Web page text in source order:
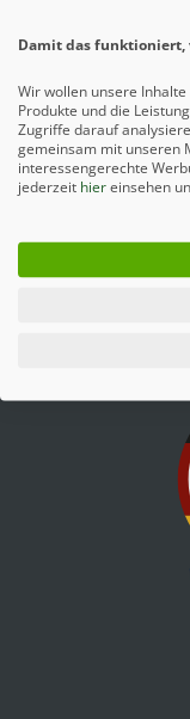
Damit das funktioniert,
Wir wollen unsere
Produkte und die
Zugriffe darauf
gemeinsam mit unseren
interessengerechte
jederzeit hiereinsehen